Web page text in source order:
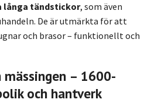
långa tändstickor, som även
De är utmärkta för att
och brasor – funktionellt och
– 1600-
och hantverk